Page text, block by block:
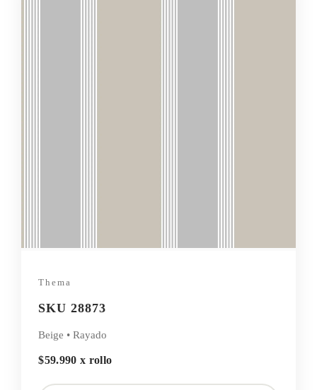
Thema
SKU 28873
Beige • Rayado
$59.990 x rollo